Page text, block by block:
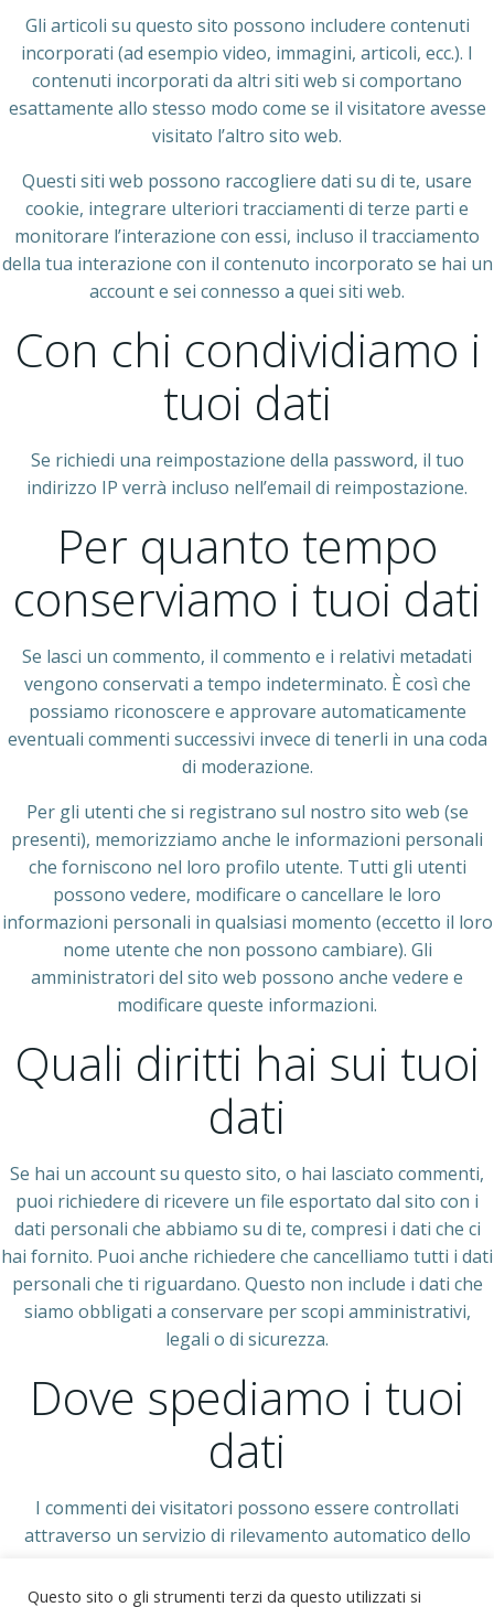
Gli articoli su questo sito possono includere contenuti
incorporati (ad esempio video, immagini, articoli, ecc.). I
contenuti incorporati da altri siti web si comportano
esattamente allo stesso modo come se il visitatore avesse
visitato l’altro sito web.
Questi siti web possono raccogliere dati su di te, usare
cookie, integrare ulteriori tracciamenti di terze parti e
monitorare l’interazione con essi, incluso il tracciamento
della tua interazione con il contenuto incorporato se hai un
account e sei connesso a quei siti web.
Con chi condividiamo i
tuoi dati
Se richiedi una reimpostazione della password, il tuo
indirizzo IP verrà incluso nell’email di reimpostazione.
Per quanto tempo
conserviamo i tuoi dati
Se lasci un commento, il commento e i relativi metadati
vengono conservati a tempo indeterminato. È così che
possiamo riconoscere e approvare automaticamente
eventuali commenti successivi invece di tenerli in una coda
di moderazione.
Per gli utenti che si registrano sul nostro sito web (se
presenti), memorizziamo anche le informazioni personali
che forniscono nel loro profilo utente. Tutti gli utenti
possono vedere, modificare o cancellare le loro
informazioni personali in qualsiasi momento (eccetto il loro
nome utente che non possono cambiare). Gli
amministratori del sito web possono anche vedere e
modificare queste informazioni.
Quali diritti hai sui tuoi
dati
Se hai un account su questo sito, o hai lasciato commenti,
puoi richiedere di ricevere un file esportato dal sito con i
dati personali che abbiamo su di te, compresi i dati che ci
hai fornito. Puoi anche richiedere che cancelliamo tutti i dati
personali che ti riguardano. Questo non include i dati che
siamo obbligati a conservare per scopi amministrativi,
legali o di sicurezza.
Dove spediamo i tuoi
dati
I commenti dei visitatori possono essere controllati
attraverso un servizio di rilevamento automatico dello
Questo sito o gli strumenti terzi da questo utilizzati si